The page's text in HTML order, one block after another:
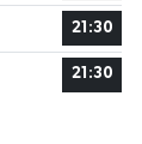
21:30
21:30